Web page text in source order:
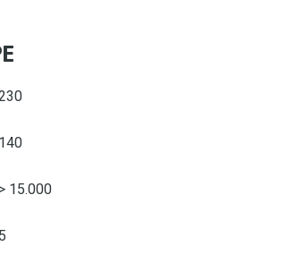
140
> 15.000
5